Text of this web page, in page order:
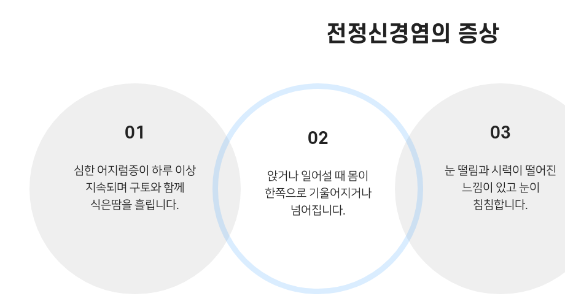
전정신경염의 증상
01
심한 어지럼증이 하루 이상
지속되며 구토와 함께
식은땀을 흘립니다.
02
앉거나 일어설 때 몸이
한쪽으로 기울어지거나
넘어집니다.
03
눈 떨림과 시력이 떨어진
느낌이 있고 눈이
침침합니다.